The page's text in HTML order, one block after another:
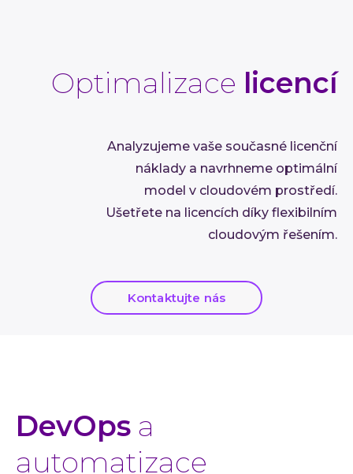
Optimalizace licencí
Analyzujeme vaše současné licenční
náklady a navrhneme optimální
model v cloudovém prostředí.
Ušetřete na licencích díky flexibilním
cloudovým řešením.
Kontaktujte nás
DevOps a
automatizace